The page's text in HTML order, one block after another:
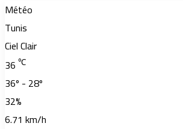
Météo
Tunis
Ciel Clair
36 ℃
36º - 28º
32%
6.71 km/h